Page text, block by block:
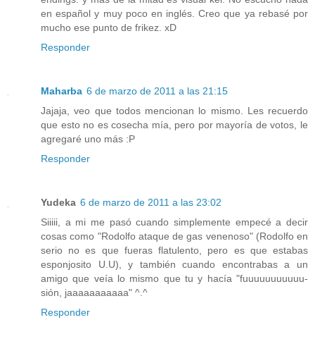
en español y muy poco en inglés. Creo que ya rebasé por
mucho ese punto de frikez. xD
Responder
Maharba 6 de marzo de 2011 a las 21:15
Jajaja, veo que todos mencionan lo mismo. Les recuerdo
que esto no es cosecha mía, pero por mayoría de votos, le
agregaré uno más :P
Responder
Yudeka 6 de marzo de 2011 a las 23:02
Siiiii, a mi me pasó cuando simplemente empecé a decir
cosas como "Rodolfo ataque de gas venenoso" (Rodolfo en
serio no es que fueras flatulento, pero es que estabas
esponjosito U.U), y también cuando encontrabas a un
amigo que veía lo mismo que tu y hacía "fuuuuuuuuuuu-
sión, jaaaaaaaaaaa" ^.^
Responder